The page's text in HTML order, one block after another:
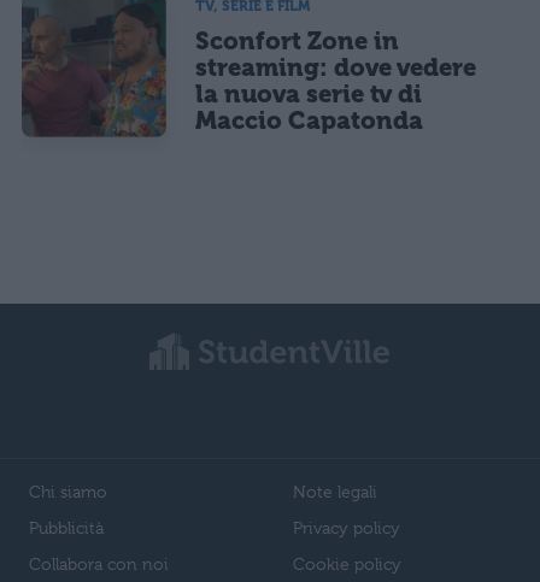
TV, SERIE E FILM
Sconfort Zone in
streaming: dove vedere
la nuova serie tv di
Maccio Capatonda
Chi siamo
Pubblicità
Collabora con noi
Note legali
Privacy policy
Cookie policy